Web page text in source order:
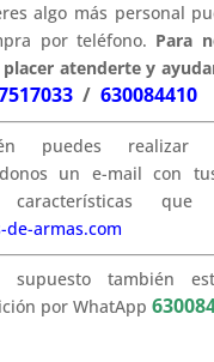
algo más personal
por teléfono. Para
atenderte y
/ 630084410
puedes realizar
un e-mail con
que
de-armas.com
supuesto también
por WhatApp